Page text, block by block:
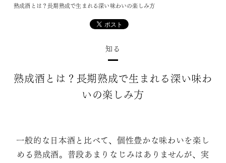
U
熟成酒とは？長期熟成で生まれる深い味わいの楽しみ方
知る
熟成酒とは？長期熟成で生まれる深い味わ
いの楽しみ方
一般的な日本酒と比べて、個性豊かな味わいを楽し
める熟成酒。普段あまりなじみはありませんが、実